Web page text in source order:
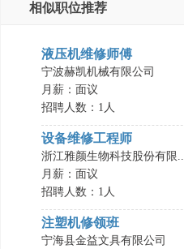
相似职位推荐
液压机维修师傅
宁波赫凯机械有限公司
月薪：面议
招聘人数：1人
设备维修工程师
浙江雅颜生物科技股份有限..
月薪：面议
招聘人数：1人
注塑机修领班
宁海县金益文具有限公司